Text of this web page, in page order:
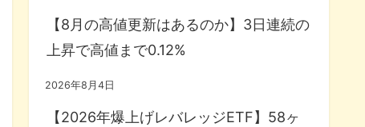
【8月の高値更新はあるのか】3日連続の
上昇で高値まで0.12%
2026年8月4日
【2026年爆上げレバレッジETF】58ヶ